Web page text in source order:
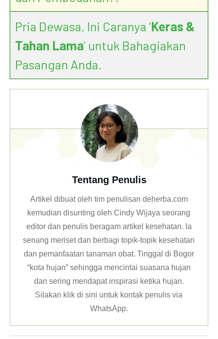
5 Health Benefits Of Eating Lamb
During Pregnancy
Pria Dewasa, Ini Caranya ‘Keras &
Tahan Lama’ untuk Bahagiakan
Pasangan Anda.
Tentang Penulis
Artikel dibuat oleh tim penulisan deherba.com
kemudian disunting oleh Cindy Wijaya seorang
editor dan penulis beragam artikel kesehatan. Ia
senang meriset dan berbagi topik-topik kesehatan
dan pemanfaatan tanaman obat. Tinggal di Bogor
“kota hujan” sehingga mencintai suasana hujan
dan sering mendapat inspirasi ketika hujan.
Silakan klikdi sini untuk kontak penulis via
WhatsApp.